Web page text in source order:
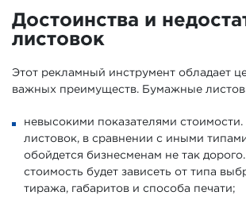
Достоинства и
листовок
Этот рекламный инструмент обладает
важных преимуществ. Бумажные
невысокими показателями стоимости.
листовок, в сравнении с иными
обойдется бизнесменам не так
стоимость будет зависеть от типа
тиража, габаритов и способа печати;